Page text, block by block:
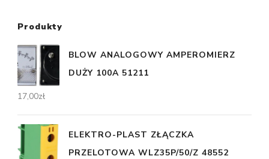
Produkty
BLOW ANALOGOWY AMPEROMIERZ
DUŻY 100A 51211
17,00zł
ELEKTRO-PLAST ZŁĄCZKA
PRZELOTOWA WLZ35P/50/Z 48552